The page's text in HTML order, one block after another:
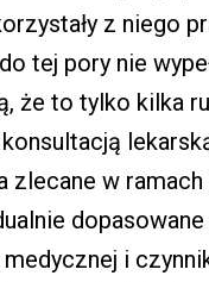
z niego
tej pory nie
że to tylko kilka
zlecane w
i